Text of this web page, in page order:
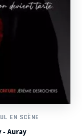
EN SCÈNE
- Auray